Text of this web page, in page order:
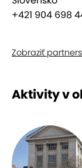
+421 904 698
Zobraziť
Aktivity v